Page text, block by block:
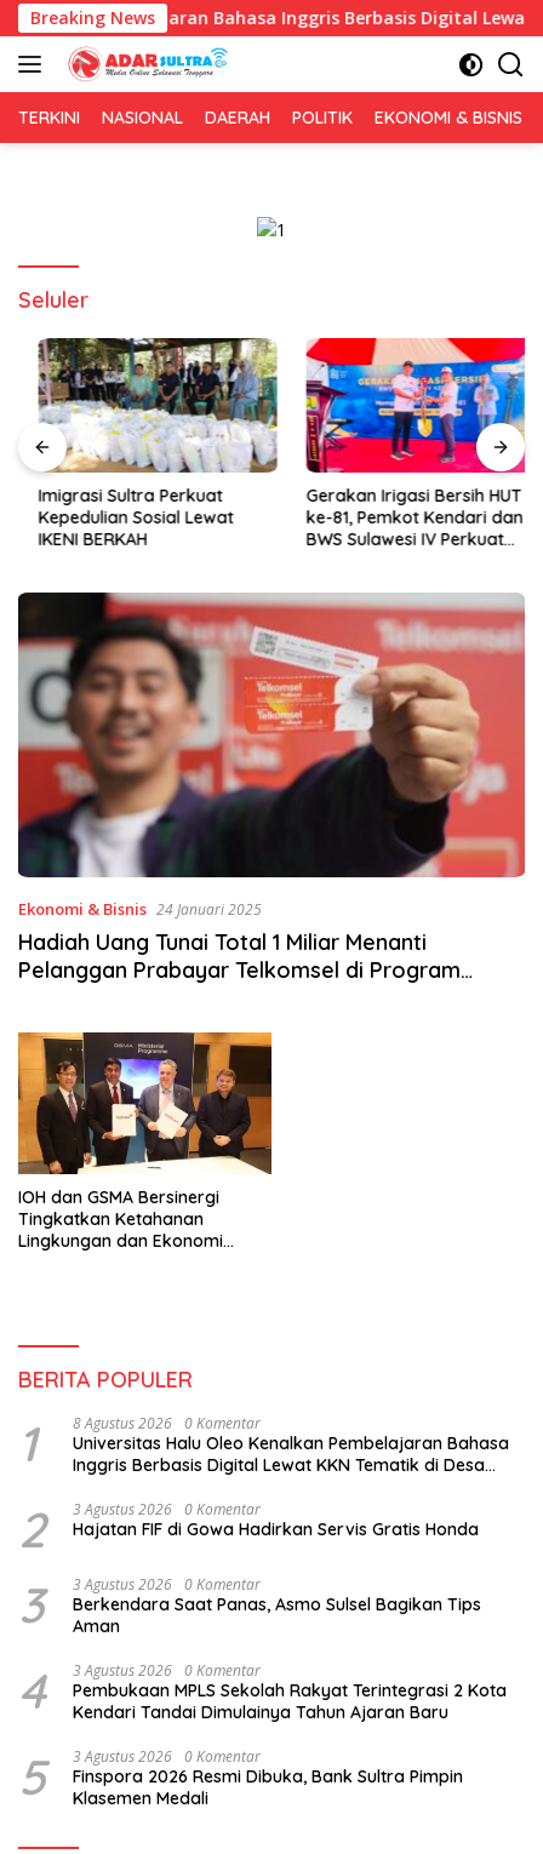
Langsung
ke
konten
Breaking News
Pembelajaran Bahasa Inggris Berbasis Digital Lewat KKN
TERKINI NASIONAL DAERAH POLITIK EKONOMI & BISNIS
Seluler
Imigrasi Sultra Perkuat
Kepedulian Sosial Lewat
IKENI BERKAH
Gerakan Irigasi Bersih HUT RI
ke-81, Pemkot Kendari dan
BWS Sulawesi IV Perkuat
Ekonomi & Bisnis 24 Januari 2025
Hadiah Uang Tunai Total 1 Miliar Menanti
Pelanggan Prabayar Telkomsel di Program
IOH dan GSMA Bersinergi
Tingkatkan Ketahanan
Lingkungan dan Ekonomi
BERITA POPULER
1 8 Agustus 2026 0 Komentar
Universitas Halu Oleo Kenalkan Pembelajaran Bahasa
Inggris Berbasis Digital Lewat KKN Tematik di Desa
2 3 Agustus 2026 0 Komentar
Hajatan FIF di Gowa Hadirkan Servis Gratis Honda
3 3 Agustus 2026 0 Komentar
Berkendara Saat Panas, Asmo Sulsel Bagikan Tips
Aman
4 3 Agustus 2026 0 Komentar
Pembukaan MPLS Sekolah Rakyat Terintegrasi 2 Kota
Kendari Tandai Dimulainya Tahun Ajaran Baru
5 3 Agustus 2026 0 Komentar
Finspora 2026 Resmi Dibuka, Bank Sultra Pimpin
Klasemen Medali